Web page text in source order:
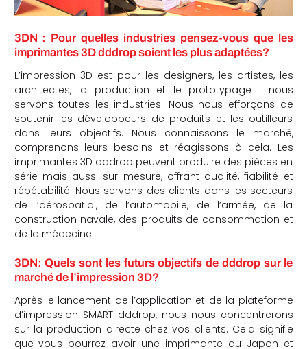
3DN : Pour quelles industries pensez-vous que les
imprimantes 3D dddrop soient les plus adaptées?
L’impression 3D est pour les designers, les artistes, les
architectes, la production et le prototypage : nous
servons toutes les industries. Nous nous efforçons de
soutenir les développeurs de produits et les outilleurs
dans leurs objectifs. Nous connaissons le marché,
comprenons leurs besoins et réagissons à cela. Les
imprimantes 3D dddrop peuvent produire des pièces en
série mais aussi sur mesure, offrant qualité, fiabilité et
répétabilité. Nous servons des clients dans les secteurs
de l’aérospatial, de l’automobile, de l’armée, de la
construction navale, des produits de consommation et
de la médecine.
3DN: Quels sont les futurs objectifs de dddrop sur le
marché de l’impression 3D?
Après le lancement de l’application et de la plateforme
d’impression SMART dddrop, nous nous concentrerons
sur la production directe chez vos clients. Cela signifie
que vous pourrez avoir une imprimante au Japon et